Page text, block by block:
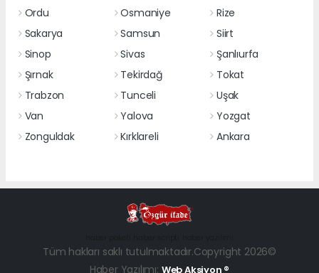
Ordu
Osmaniye
Rize
Sakarya
Samsun
Siirt
Sinop
Sivas
Şanlıurfa
Şırnak
Tekirdağ
Tokat
Trabzon
Tunceli
Uşak
Van
Yalova
Yozgat
Zonguldak
Kırklareli Ankara
Tüm hakları saklı tutulmaktadır.Copyright 2026©
Haber Yazılımı: Web Aksiyon ®